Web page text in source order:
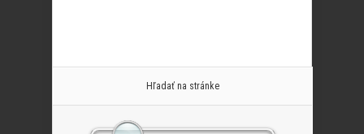
Hľadať na stránke